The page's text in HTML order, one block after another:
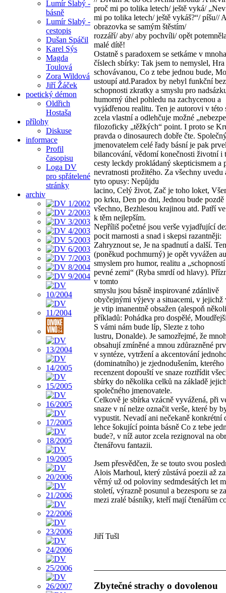
Lumír Slabý -
básně
Lumír Slabý -
cestopis
Dušan Spáčil
Karel Sýs
Magda
Toulová
Zora Wildová
Jiří Žáček
poetický démon
Oldřich
Hostaša
přílohy
Diskuse
informace
Profil
časopisu
Loga DV
pro spřátelené
stránky
archiv
proč mi po tolika letech/ ještě vyká/
mi po tolika letech/ ještě vykáš?“/ píšu// A
obrazovka se samým štěstím/
rozzáří/ aby/ aby pochvíli/ opět
malé dítě!
Ostatně s paradoxem se setkáme v
číslech sbírky: Tak jsem to nemyslel, Hra
schovávanou, Co z tebe jednou bude,
ustoupí atd.Paradox by nebyl funkční bez
schopnosti zkratky a smyslu pro
humorný úhel pohledu na zachycenou a
vyjádřenou realitu. Ten je autorovi v této
zcela vlastní a odlehčuje možné
filozoficky „těžkých“ point. I proto se
pravda o dinosaurech dobře čte.
jmenovatelem celé řady básní je pak
bilancování, vědomí konečnosti životní i
cesty leckdy prokládaný skepticismem a
nevratnosti prožitého. Za všechny uvedu
tyto opusy: Nepůjdu
lacino, Celý život, Zač je toho loket,
po krku, Den po dni, Jednou bude pozdě
všechno, Bezhlesou krajinou atd. Patří
k těm nejlepším.
Nepříliš početné jsou verše vyjadřující
pocit marnosti a snad i skepsi razantněji:
Zahryznout se, Je na spadnutí a další.
(poněkud pochmurný) je opět vyvážen
smyslem pro humor, realitu a
pevné zemi“ (Ryba smrdí od hlavy).
v tomto
smyslu jsou básně inspirované zdánlivě
obyčejnými výjevy a situacemi, v jejichž
je vtip imanentně obsažen (alespoň
příkladů: Pohádka pro dospělé,
S vámi nám bude líp, Slezte z toho
lustru, Donalde). Je samozřejmé, že
obsahují zmíněné a mnou zdůrazněné
v syntéze, vytržení a akcentování
(dominatního) je zjednodušením, kterého
recenzent dopouští ve snaze roztřídit
sbírky do několika celků na základě
společného jmenovatele.
Celkově je sbírka vzácně vyvážená, při
snaze v ní nelze označit verše, které by
vypustit. Nevadí ani nečekaně konkrétní
lehce šokující pointa básně Co z tebe
bude?, v níž autor zcela rezignoval na
čtenářovu fantazii.
Jsem přesvědčen, že se touto svou
Alois Marhoul, který zůstává poezii až
věrný už od poloviny sedmdesátých let
století, výrazně posunul a bezesporu se
mezi zralé básníky, kteří mají čtenářům
Jiří Tušl
Zbytečné strachy o dovolenou